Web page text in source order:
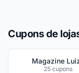
Cupons de
Magazine
25 cupons